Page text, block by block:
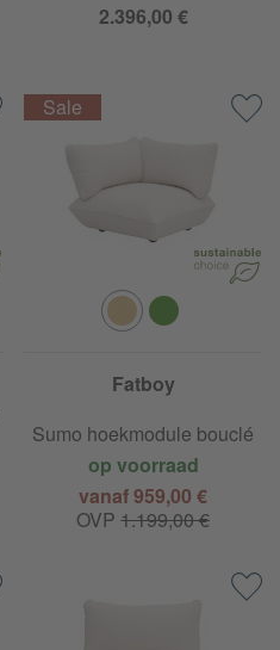
2.396,00 €
Fatboy
Sumo hoekmodule bouclé
op voorraad
vanaf 959,00 €
OVP1.199,00 €